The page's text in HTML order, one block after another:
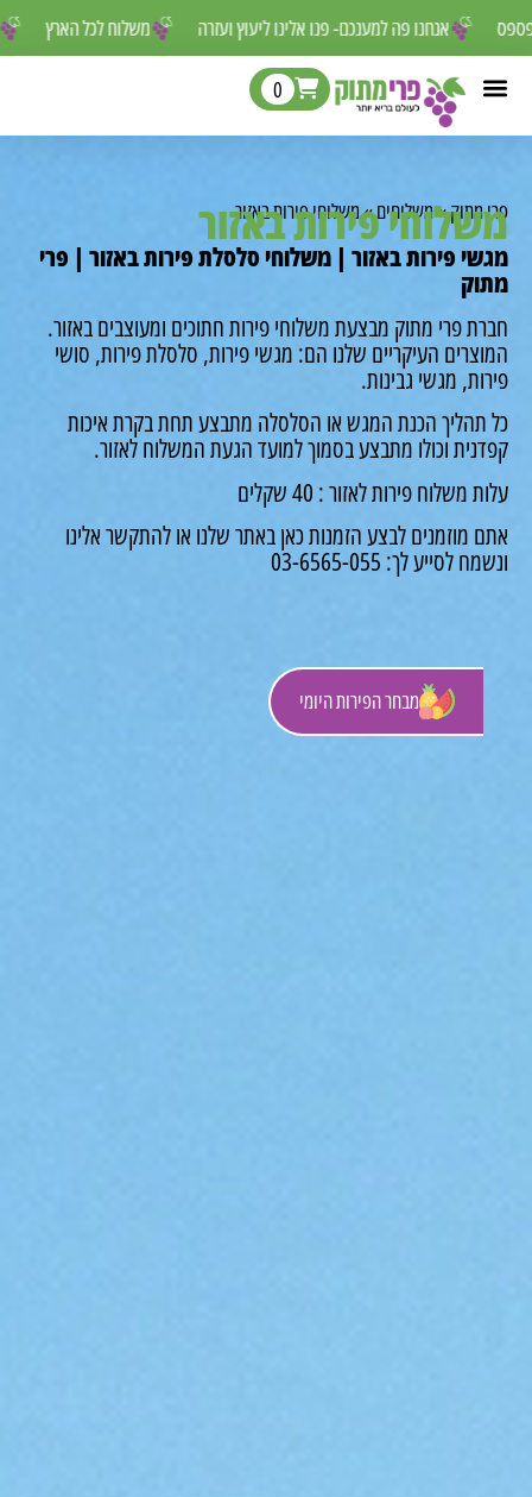
משלוח לכל הארץ אנחנו פה למענכם- פנו אלינו ליעוץ ועזרה לפספס
מבחר הפירות היומי
0
»משלוחים»משלוחי פירות באזור
פירות באזור
פירות באזור | משלוחי סלסלת פירות באזור | פרי
פרי מתוק מבצעת משלוחי פירות חתוכים ומעוצבים באזור.
העיקריים שלנו הם: מגשי פירות, סלסלת פירות, סושי
מגשי גבינות.
הכנת המגש או הסלסלה מתבצע תחת בקרת איכות
וכולו מתבצע בסמוך למועד הגעת המשלוח לאזור.
פירות לאזור : 40 שקלים
מוזמנים לבצע הזמנות כאן באתר שלנו או להתקשר אלינו
לך: 03-6565-055